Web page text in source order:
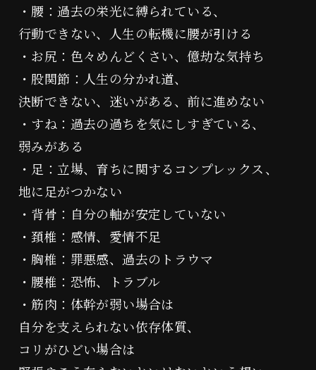
・腰：過去の栄光に縛られている、
行動できない、人生の転機に腰が引ける
・お尻：色々めんどくさい、億劫な気持ち
・股関節：人生の分かれ道、
決断できない、迷いがある、前に進めない
・すね：過去の過ちを気にしすぎている、
弱みがある
・足：立場、育ちに関するコンプレックス、
地に足がつかない
・背骨：自分の軸が安定していない
・頚椎：感情、愛情不足
・胸椎：罪悪感、過去のトラウマ
・腰椎：恐怖、トラブル
・筋肉：体幹が弱い場合は
自分を支えられない依存体質、
コリがひどい場合は